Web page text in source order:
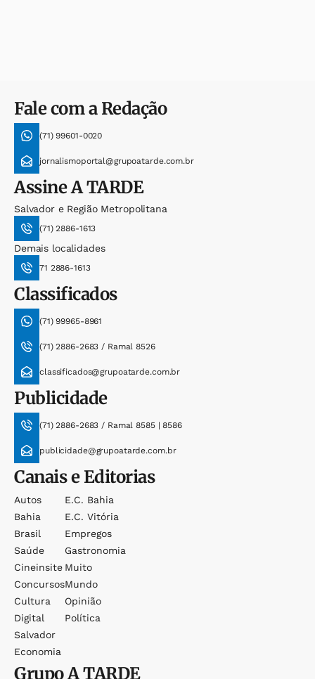
Fale com a Redação
(71) 99601-0020
jornalismoportal@grupoatarde.com.br
AssineA TARDE
Salvador e Região Metropolitana
(71) 2886-1613
Demais localidades
71 2886-1613
Classificados
(71) 99965-8961
(71) 2886-2683 / Ramal 8526
classificados@grupoatarde.com.br
Publicidade
(71) 2886-2683 / Ramal 8585 | 8586
publicidade@grupoatarde.com.br
Canais e Editorias
Autos
Bahia
Brasil
Saúde
Cineinsite
Concursos
Cultura
Digital
Salvador
Economia
E.c. Bahia
E.c. Vitória
Empregos
Gastronomia
Muito
Mundo
Opinião
Política
GrupoA TARDE